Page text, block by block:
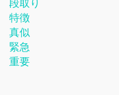
特徴
真似
緊急
重要